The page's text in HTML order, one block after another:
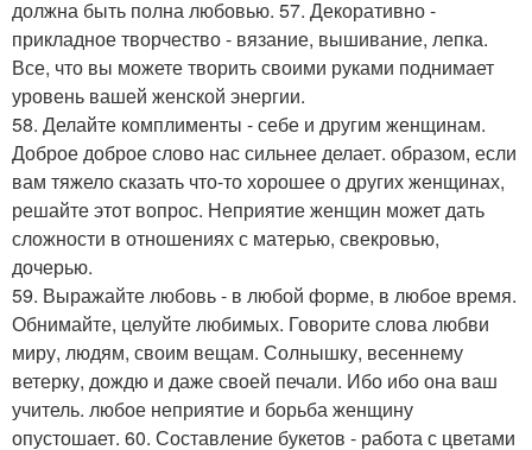
должна быть полна любовью. 57. Декоративно -
прикладное творчество - вязание, вышивание, лепка.
Все, что вы можете творить своими руками поднимает
уровень вашей женской энергии.
58. Делайте комплименты - себе и другим женщинам.
Доброе доброе слово нас сильнее делает. образом, если
вам тяжело сказать что-то хорошее о других женщинах,
решайте этот вопрос. Неприятие женщин может дать
сложности в отношениях с матерью, свекровью,
дочерью.
59. Выражайте любовь - в любой форме, в любое время.
Обнимайте, целуйте любимых. Говорите слова любви
миру, людям, своим вещам. Солнышку, весеннему
ветерку, дождю и даже своей печали. Ибо ибо она ваш
учитель. любое неприятие и борьба женщину
опустошает. 60. Составление букетов - работа с цветами